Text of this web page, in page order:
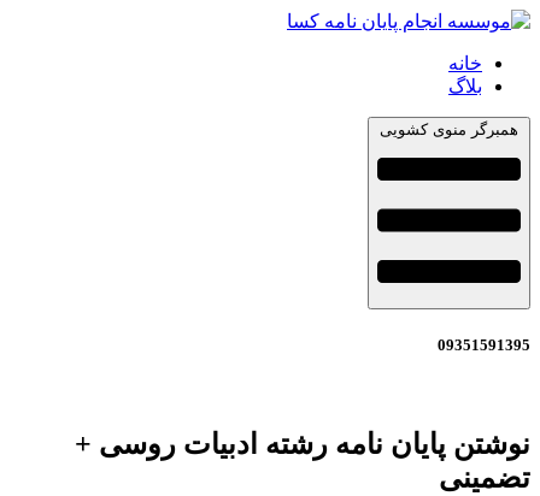
خانه
بلاگ
همبرگر منوی کشویی
09351591395
نوشتن پایان نامه رشته ادبیات روسی +
تضمینی